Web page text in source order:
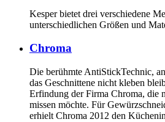
Kesper bietet drei verschiedene
unterschiedlichen Größen und
Chroma
Die berühmte AntiStickTechnic,
das Geschnittene nicht kleben
Erfindung der Firma Chroma, die
missen möchte. Für
erhielt Chroma 2012 den